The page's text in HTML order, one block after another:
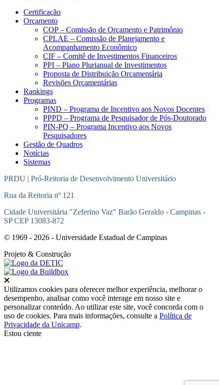
Certificação
Orçamento
COP – Comissão de Orçamento e Patrimônio
CPLAE – Comissão de Planejamento e
Acompanhamento Econômico
CIF – Comitê de Investimentos Financeiros
PPI – Plano Plurianual de Investimentos
Proposta de Distribuição Orçamentária
Revisões Orçamentárias
Rankings
Programas
PIND – Programa de Incentivo aos Novos Docentes
PPPD – Programa de Pesquisador de Pós-Doutorado
PIN-PQ – Programa Incentivo aos Novos
Pesquisadores
Gestão de Quadros
Notícias
Sistemas
PRDU | Pró-Reitoria de Desenvolvimento Universitário
Rua da Reitoria nº 121
Cidade Universitária "Zeferino Vaz" Barão Geraldo - Campinas -
SP CEP 13083-872
© 1969 - 2026 - Universidade Estadual de Campinas
Projeto & Construção
Utilizamos cookies para oferecer melhor experiência, melhorar o
desempenho, analisar como você interage em nosso site e
personalizar conteúdo. Ao utilizar este site, você concorda com o
uso de cookies. Para mais informações, consulte a Política de
Privacidade da Unicamp.
Estou ciente